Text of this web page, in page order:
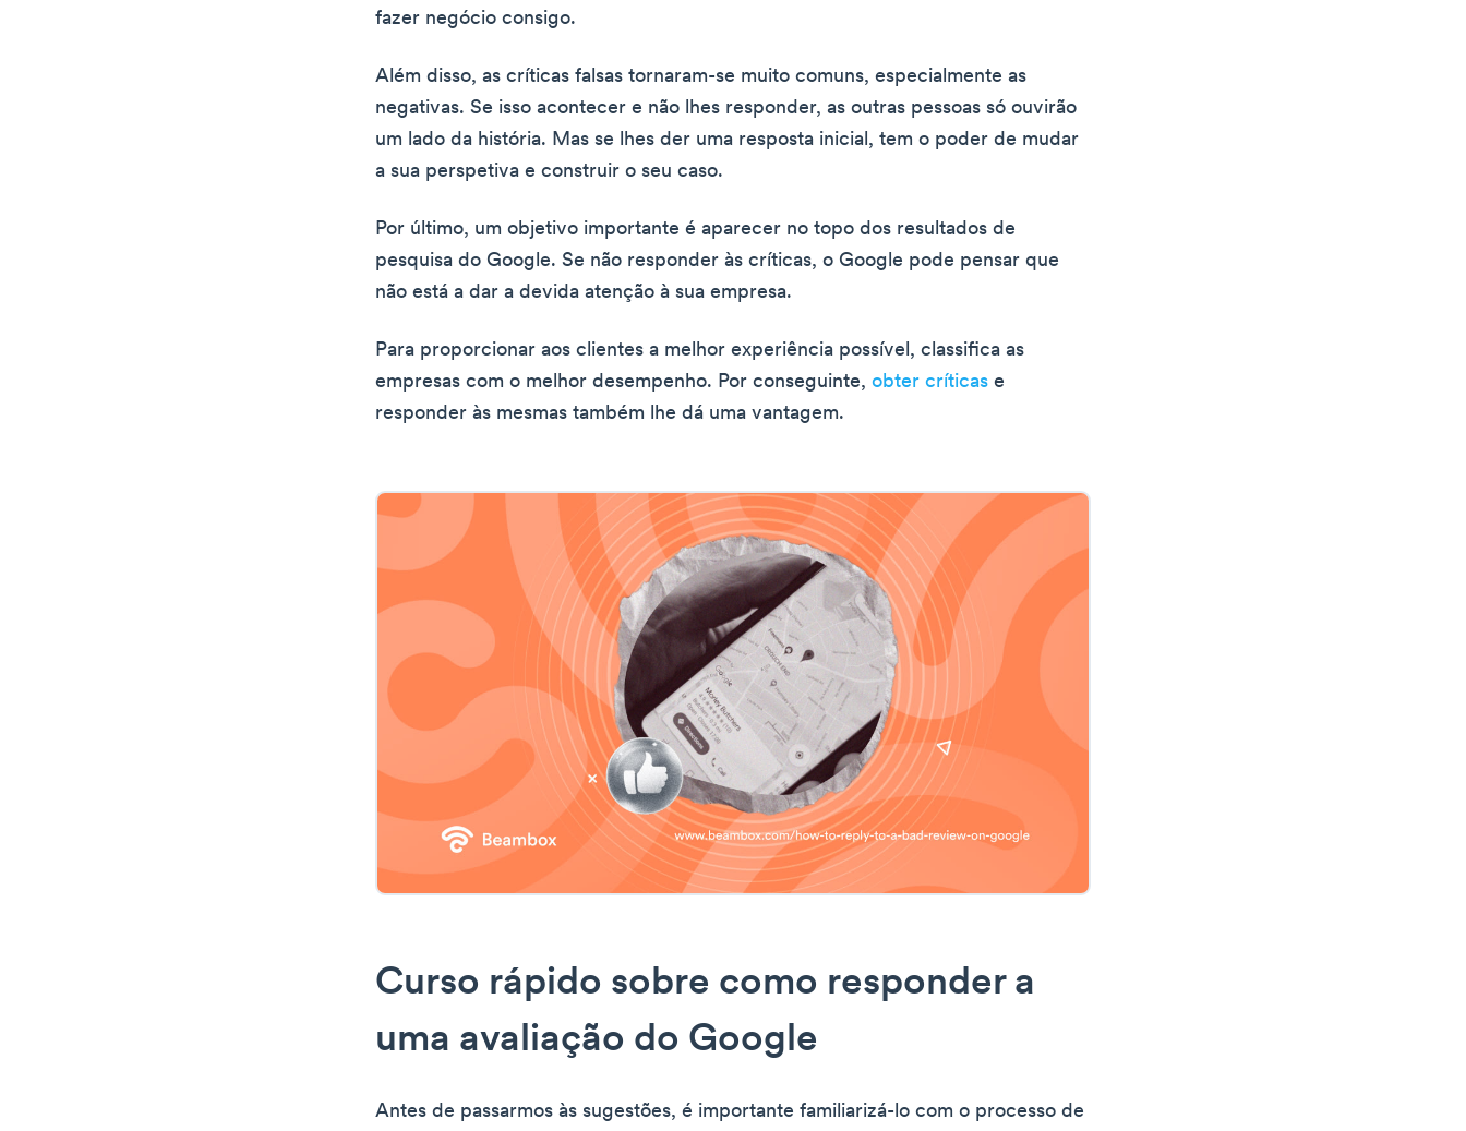
fazer negócio consigo.
Além disso, as críticas falsas tornaram-se muito comuns, especialmente as
negativas. Se isso acontecer e não lhes responder, as outras pessoas só ouvirão
um lado da história. Mas se lhes der uma resposta inicial, tem o poder de mudar
a sua perspetiva e construir o seu caso.
Por último, um objetivo importante é aparecer no topo dos resultados de
pesquisa do Google. Se não responder às críticas, o Google pode pensar que
não está a dar a devida atenção à sua empresa.
Para proporcionar aos clientes a melhor experiência possível, classifica as
empresas com o melhor desempenho. Por conseguinte, obter críticas e
responder às mesmas também lhe dá uma vantagem.
Curso rápido sobre como responder a
uma avaliação do Google
Antes de passarmos às sugestões, é importante familiarizá-lo com o processo de